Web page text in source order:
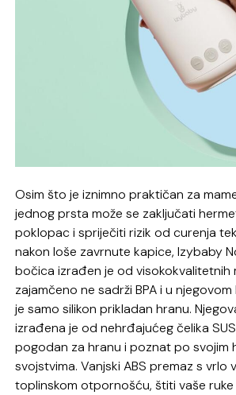
Osim što je iznimno praktičan za
jednog prsta može se zaključati
poklopac i spriječiti rizik od curenja
nakon loše zavrnute kapice, Izybaby
bočica izrađen je od visokokvalitetnih
zajamčeno ne sadrži BPA i u
je samo silikon prikladan hranu.
izrađena je od nehrđajućeg čelika
pogodan za hranu i poznat po svojim
svojstvima. Vanjski ABS premaz s vrlo
toplinskom otpornošću, štiti vaše ruke